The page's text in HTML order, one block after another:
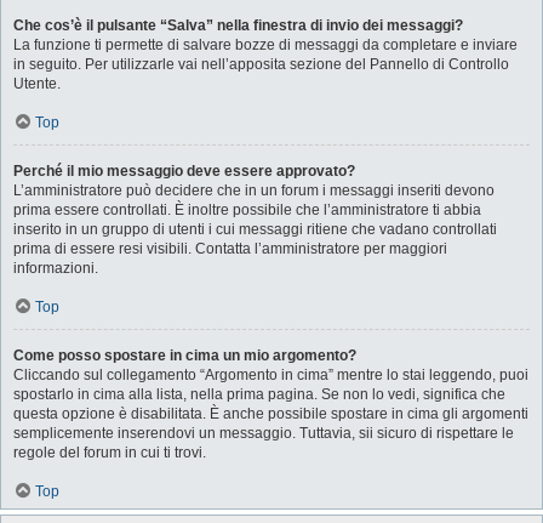
Che cos’è il pulsante “Salva” nella finestra di invio dei messaggi?
La funzione ti permette di salvare bozze di messaggi da completare e inviare
in seguito. Per utilizzarle vai nell’apposita sezione del Pannello di Controllo
Utente.
Top
Perché il mio messaggio deve essere approvato?
L’amministratore può decidere che in un forum i messaggi inseriti devono
prima essere controllati. È inoltre possibile che l’amministratore ti abbia
inserito in un gruppo di utenti i cui messaggi ritiene che vadano controllati
prima di essere resi visibili. Contatta l’amministratore per maggiori
informazioni.
Top
Come posso spostare in cima un mio argomento?
Cliccando sul collegamento “Argomento in cima” mentre lo stai leggendo, puoi
spostarlo in cima alla lista, nella prima pagina. Se non lo vedi, significa che
questa opzione è disabilitata. È anche possibile spostare in cima gli argomenti
semplicemente inserendovi un messaggio. Tuttavia, sii sicuro di rispettare le
regole del forum in cui ti trovi.
Top